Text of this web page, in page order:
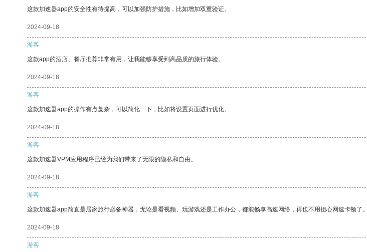
这款加速器app的安全性有待提高，可以加强防护措施，比如增加双重验证。
2024-09-18
游客
这款app的酒店、餐厅推荐非常有用，让我能够享受到高品质的旅行体验。
2024-09-18
游客
这款加速器app的操作有点复杂，可以简化一下，比如将设置页面进行优化。
2024-09-18
游客
这款加速器VPM应用程序已经为我们带来了无限的隐私和自由。
2024-09-18
游客
这款加速器app简直是居家旅行必备神器，无论是看视频、玩游戏还是工作办公，都能畅享高速网络，再也不用担心网速卡顿了。
2024-09-18
游客